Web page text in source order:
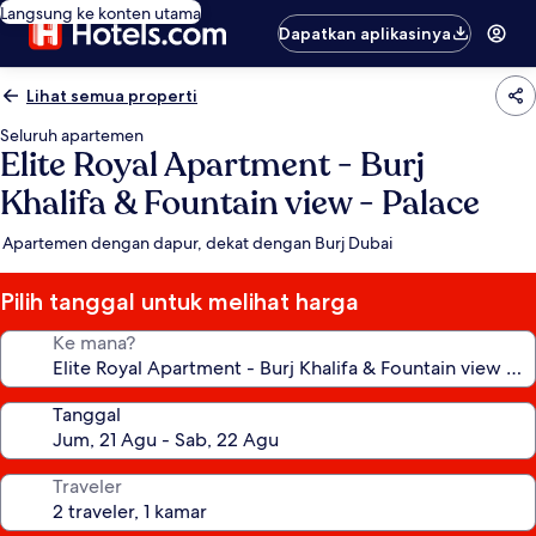
Langsung ke konten utama
Dapatkan aplikasinya
Lihat semua properti
Seluruh apartemen
Elite Royal Apartment - Burj
Khalifa & Fountain view - Palace
Apartemen dengan dapur, dekat dengan Burj Dubai
Pilih tanggal untuk melihat harga
Ke mana?
Tanggal
Traveler